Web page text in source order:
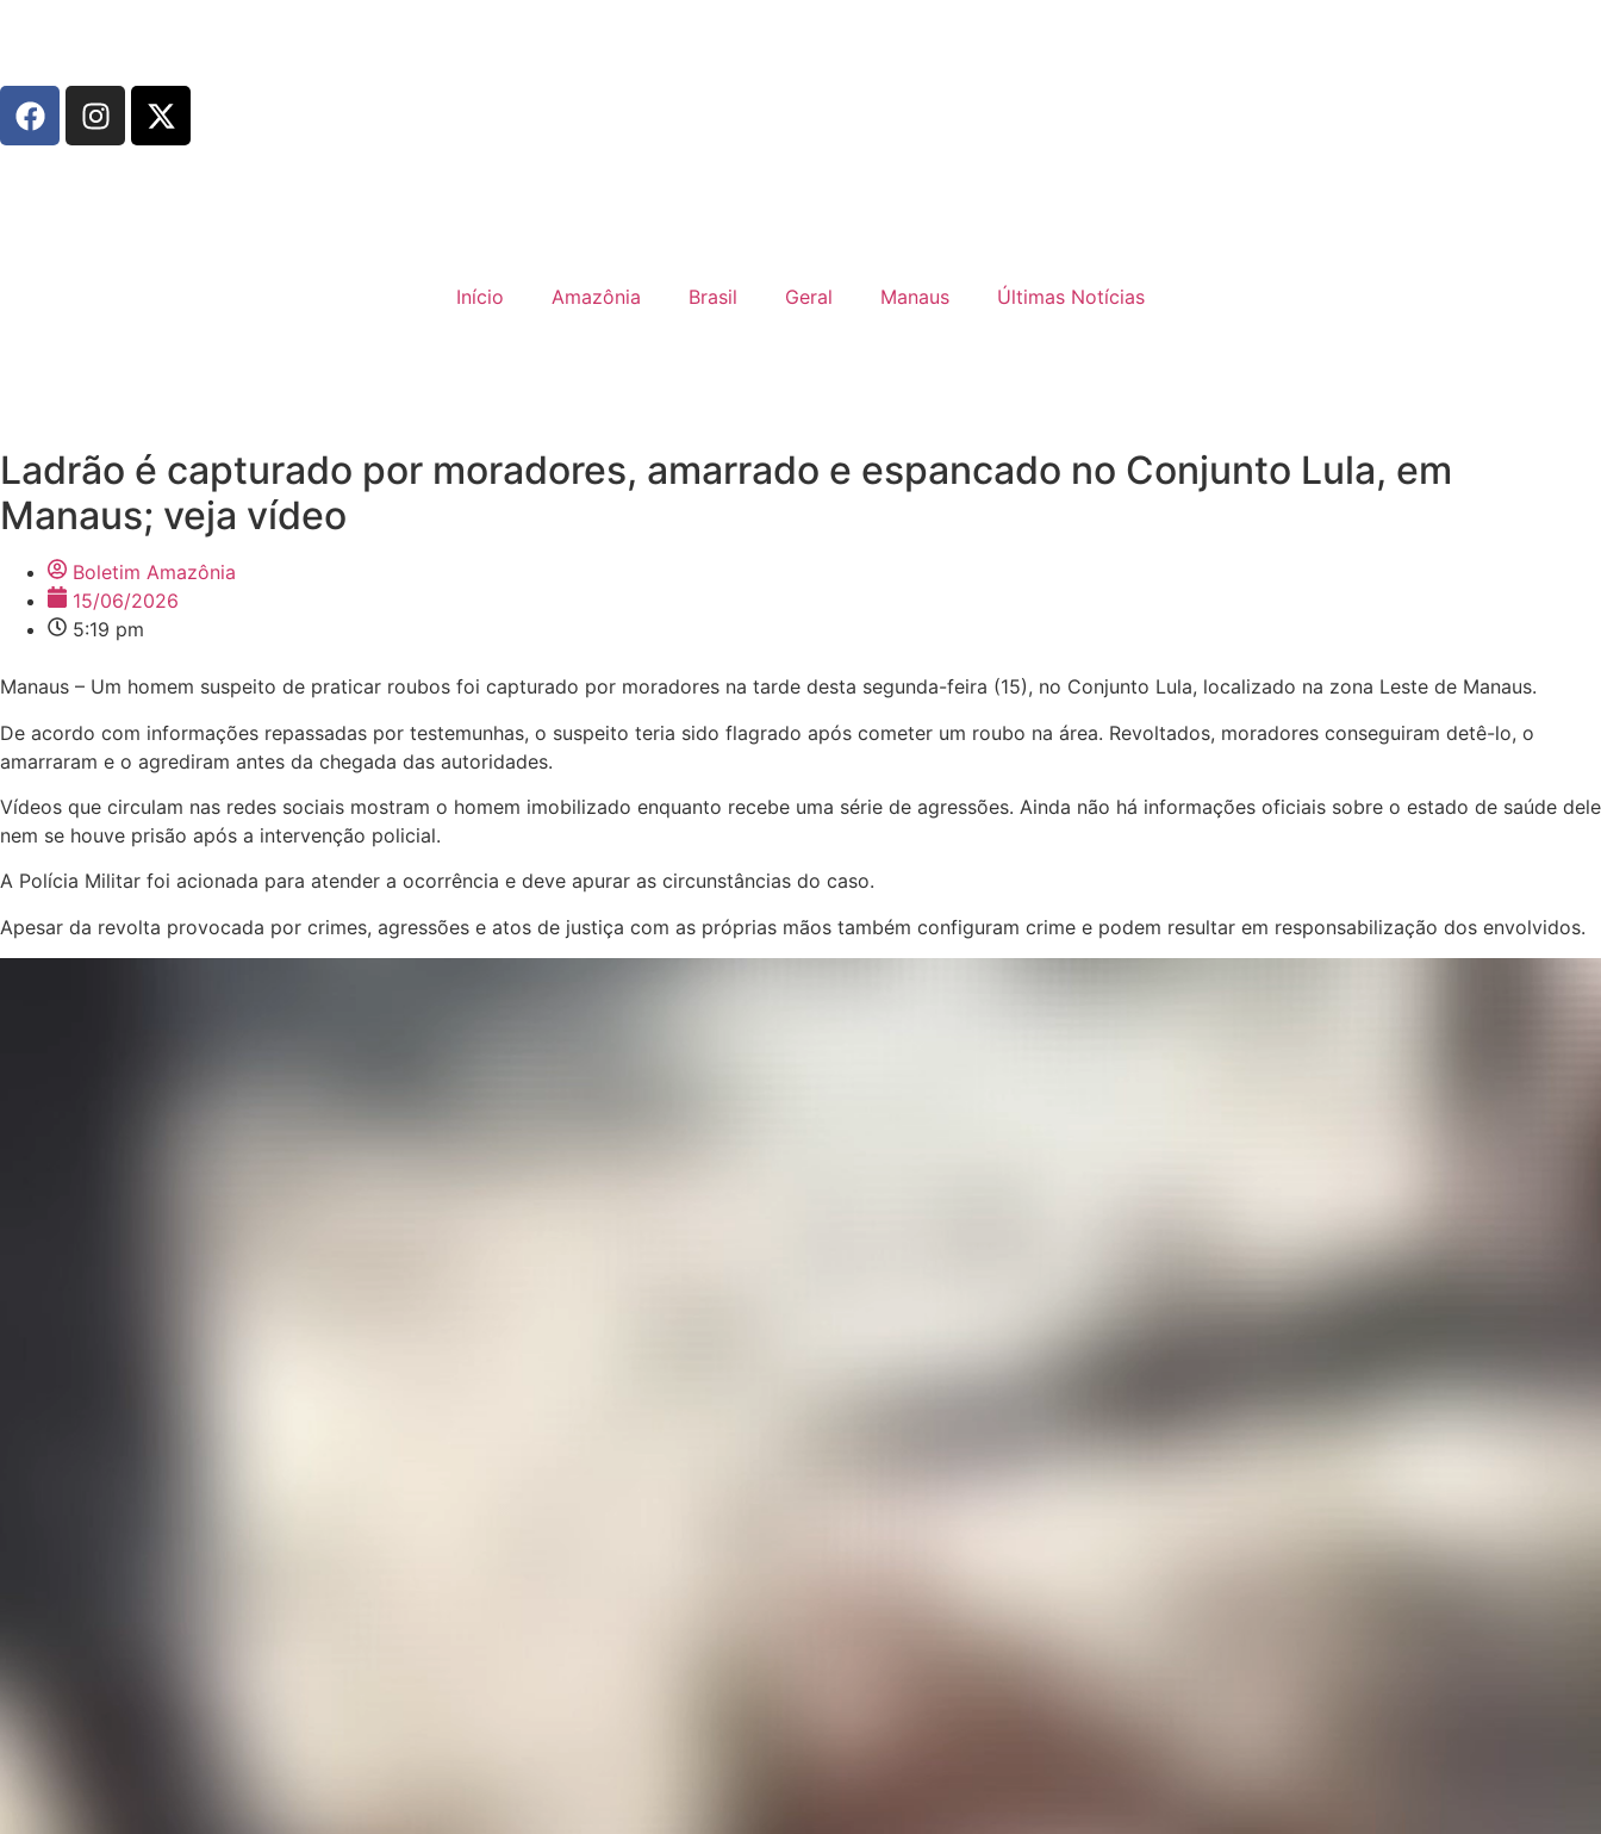
Início Amazônia Brasil Geral Manaus Últimas Notícias
Ladrão é capturado por moradores, amarrado e espancado no Conjunto Lula, em
Manaus; veja vídeo
Boletim Amazônia
15/06/2026
5:19 pm
Manaus – Um homem suspeito de praticar roubos foi capturado por moradores na tarde desta segunda-feira (15), no Conjunto Lula, localizado na zona Leste de Manaus.
De acordo com informações repassadas por testemunhas, o suspeito teria sido flagrado após cometer um roubo na área. Revoltados, moradores conseguiram detê-lo, o
amarraram e o agrediram antes da chegada das autoridades.
Vídeos que circulam nas redes sociais mostram o homem imobilizado enquanto recebe uma série de agressões. Ainda não há informações oficiais sobre o estado de saúde dele
nem se houve prisão após a intervenção policial.
A Polícia Militar foi acionada para atender a ocorrência e deve apurar as circunstâncias do caso.
Apesar da revolta provocada por crimes, agressões e atos de justiça com as próprias mãos também configuram crime e podem resultar em responsabilização dos envolvidos.